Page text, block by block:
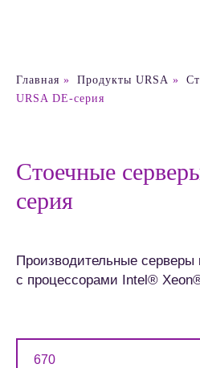
Главная » Продукты URSA »
URSA DE-серия
Стоечные
cерия
Производительные серверы
с процессорами Intel®